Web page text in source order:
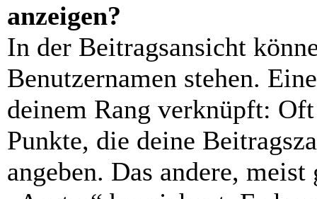
anzeigen?
In der Beitragsansicht
Benutzernamen stehen.
deinem Rang verknüpft:
Punkte, die deine
angeben. Das andere,